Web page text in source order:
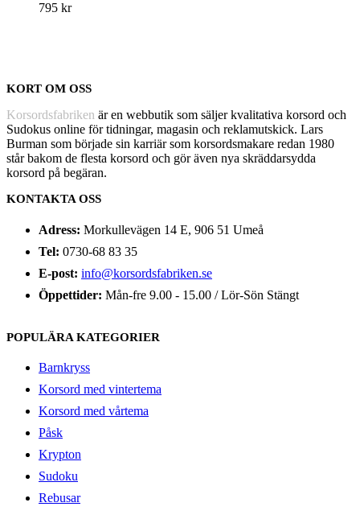
795 kr
KORT OM OSS
Korsordsfabriken är en webbutik som säljer kvalitativa korsord och
Sudokus online för tidningar, magasin och reklamutskick. Lars
Burman som började sin karriär som korsordsmakare redan 1980
står bakom de flesta korsord och gör även nya skräddarsydda
korsord på begäran.
KONTAKTA OSS
Adress: Morkullevägen 14 E, 906 51 Umeå
Tel: 0730-68 83 35
E-post: info@korsordsfabriken.se
Öppettider: Mån-fre 9.00 - 15.00 / Lör-Sön Stängt
POPULÄRA KATEGORIER
Barnkryss
Korsord med vintertema
Korsord med vårtema
Påsk
Krypton
Sudoku
Rebusar